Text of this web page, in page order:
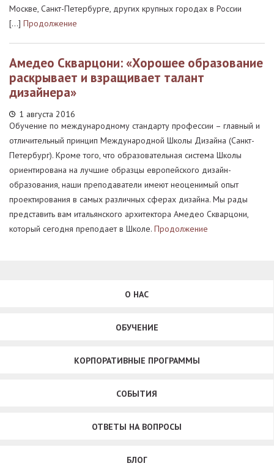
Москве, Санкт-Петербурге, других крупных городах в России
[…] Продолжение
Амедео Скварцони: «Хорошее образование
раскрывает и взращивает талант
дизайнера»
1 августа 2016
Обучение по международному стандарту профессии – главный и
отличительный принцип Международной Школы Дизайна (Санкт-
Петербург). Кроме того, что образовательная система Школы
ориентирована на лучшие образцы европейского дизайн-
образования, наши преподаватели имеют неоценимый опыт
проектирования в самых различных сферах дизайна. Мы рады
представить вам итальянского архитектора Амедео Скварцони,
который сегодня преподает в Школе. Продолжение
О НАС
ОБУЧЕНИЕ
КОРПОРАТИВНЫЕ ПРОГРАММЫ
СОБЫТИЯ
ОТВЕТЫ НА ВОПРОСЫ
БЛОГ